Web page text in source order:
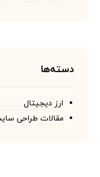
دسته‌ها
ارز دیجیتال
مقالات طراحی